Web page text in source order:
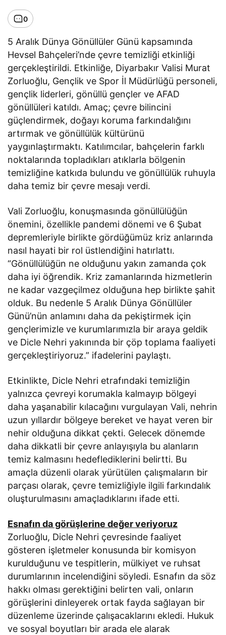
0
5 Aralık Dünya Gönüllüler Günü kapsamında
Hevsel Bahçeleri’nde çevre temizliği etkinliği
gerçekleştirildi. Etkinliğe, Diyarbakır Valisi Murat
Zorluoğlu, Gençlik ve Spor İl Müdürlüğü personeli,
gençlik liderleri, gönüllü gençler ve AFAD
gönüllüleri katıldı. Amaç; çevre bilincini
güçlendirmek, doğayı koruma farkındalığını
artırmak ve gönüllülük kültürünü
yaygınlaştırmaktı. Katılımcılar, bahçelerin farklı
noktalarında topladıkları atıklarla bölgenin
temizliğine katkıda bulundu ve gönüllülük ruhuyla
daha temiz bir çevre mesajı verdi.
Vali Zorluoğlu, konuşmasında gönüllülüğün
önemini, özellikle pandemi dönemi ve 6 Şubat
depremleriyle birlikte gördüğümüz kriz anlarında
nasıl hayati bir rol üstlendiğini hatırlattı.
“Gönüllülüğün ne olduğunu yakın zamanda çok
daha iyi öğrendik. Kriz zamanlarında hizmetlerin
ne kadar vazgeçilmez olduğuna hep birlikte şahit
olduk. Bu nedenle 5 Aralık Dünya Gönüllüler
Günü’nün anlamını daha da pekiştirmek için
gençlerimizle ve kurumlarımızla bir araya geldik
ve Dicle Nehri yakınında bir çöp toplama faaliyeti
gerçekleştiriyoruz.” ifadelerini paylaştı.
Etkinlikte, Dicle Nehri etrafındaki temizliğin
yalnızca çevreyi korumakla kalmayıp bölgeyi
daha yaşanabilir kılacağını vurgulayan Vali, nehrin
uzun yıllardır bölgeye bereket ve hayat veren bir
nehir olduğuna dikkat çekti. Gelecek dönemde
daha dikkatli bir çevre anlayışıyla bu alanların
temiz kalmasını hedeflediklerini belirtti. Bu
amaçla düzenli olarak yürütülen çalışmaların bir
parçası olarak, çevre temizliğiyle ilgili farkındalık
oluşturulmasını amaçladıklarını ifade etti.
Esnafın da görüşlerine değer veriyoruz
Zorluoğlu, Dicle Nehri çevresinde faaliyet
gösteren işletmeler konusunda bir komisyon
kurulduğunu ve tespitlerin, mülkiyet ve ruhsat
durumlarının incelendiğini söyledi. Esnafın da söz
hakkı olması gerektiğini belirten vali, onların
görüşlerini dinleyerek ortak fayda sağlayan bir
düzenleme üzerinde çalışacaklarını ekledi. Hukuk
ve sosyal boyutları bir arada ele alarak